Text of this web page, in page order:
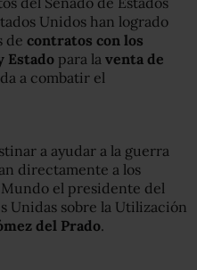
Unidos han logrado
de contratos con los
Estado para la venta de
a combatir el
a ayudar a la guerra
directamente a los
Mundo el presidente del
Unidas sobre la Utilización
del Prado.